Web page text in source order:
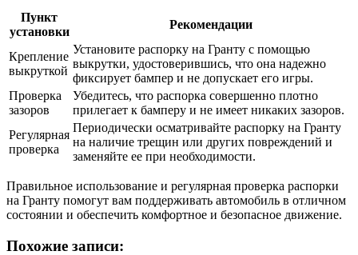
Пункт
установки
Рекомендации
Крепление
выкруткой
Установите распорку на Гранту с помощью
выкрутки, удостоверившись, что она надежно
фиксирует бампер и не допускает его игры.
Проверка
зазоров
Убедитесь, что распорка совершенно плотно
прилегает к бамперу и не имеет никаких зазоров.
Регулярная
проверка
Периодически осматривайте распорку на Гранту
на наличие трещин или других повреждений и
заменяйте ее при необходимости.
Правильное использование и регулярная проверка распорки
на Гранту помогут вам поддерживать автомобиль в отличном
состоянии и обеспечить комфортное и безопасное движение.
Похожие записи: